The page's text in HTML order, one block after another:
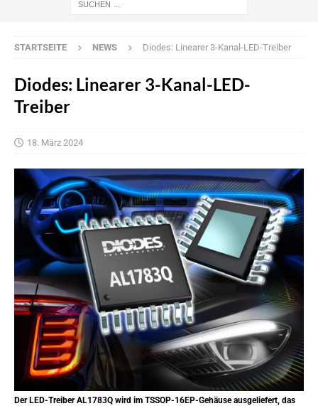
STARTSEITE NEWS Diodes: Linearer 3-Kanal-LED-Treiber
Diodes: Linearer 3-Kanal-LED-
Treiber
18. März 2024
Der LED-Treiber AL1783Q wird im TSSOP-16EP-Gehäuse ausgeliefert, das